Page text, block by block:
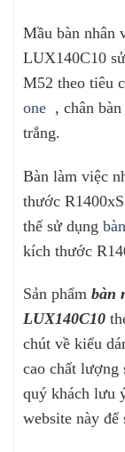
Mầu bàn nhân
LUX140C10
M52 theo tiêu
one , chân
trắng.
Bàn làm việc
thước
thể sử dụng
kích thước
Sản phẩm bàn
LUX140C10
chút về kiểu
cao chất lượng
quý khách lưu
website này để